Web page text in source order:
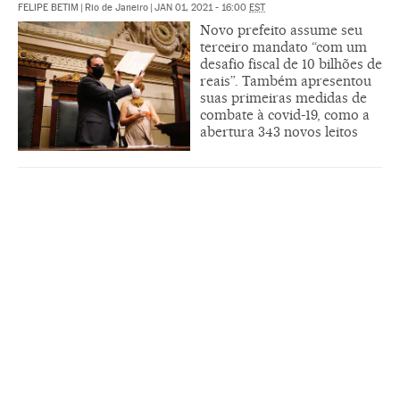
FELIPE BETIM Rio de Janeiro JAN 01, 2021 - 16:00 EST
Novo prefeito assume seu
terceiro mandato “com um
desafio fiscal de 10 bilhões de
reais”. Também apresentou
suas primeiras medidas de
combate à covid-19, como a
abertura 343 novos leitos